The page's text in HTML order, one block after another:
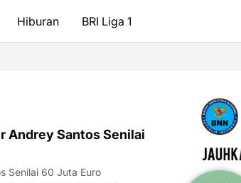
Hiburan BRI Liga 1
Andrey Santos Senilai
Senilai 60 Juta Euro